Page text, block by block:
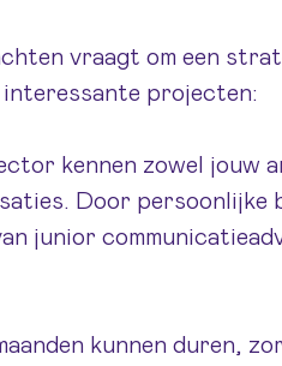
vraagt om een
projecten:
kennen zowel jouw
Door persoonlijke
junior
kunnen duren,